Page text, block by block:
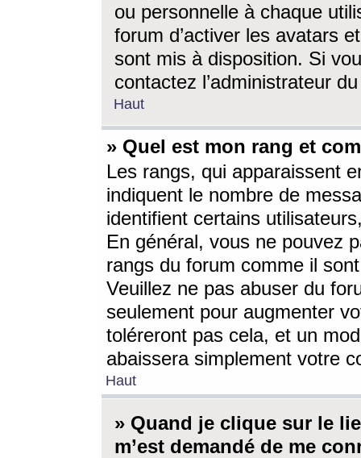
ou personnelle à chaque
forum d’activer les avatars
sont mis à disposition. Si
contactez l’administrateur
Haut
» Quel est mon rang et
Les rangs, qui apparaissent
indiquent le nombre de
identifient certains
En général, vous ne pouvez
rangs du forum comme il
Veuillez ne pas abuser du
seulement pour augmenter
toléreront pas cela, et un
abaissera simplement votre
Haut
» Quand je clique sur le
m’est demandé de me